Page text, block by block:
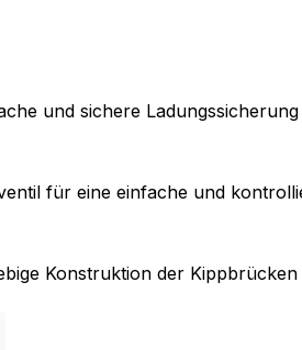
und sichere Ladungssicherung
für eine einfache und
Konstruktion der Kippbrücken